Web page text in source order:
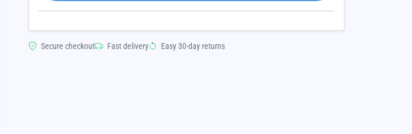
Secure checkout Fast delivery Easy 30-day returns